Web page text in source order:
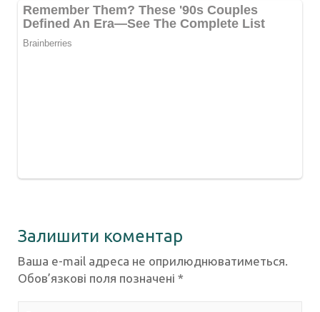
Залишити коментар
Ваша e-mail адреса не оприлюднюватиметься.
Обов’язкові поля позначені *